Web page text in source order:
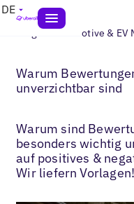
DE
Blogs> Automotive & EV
Warum
unverzichtbar sind
Warum sind
besonders wichtig
auf positives &
Wir liefern Vorlagen!